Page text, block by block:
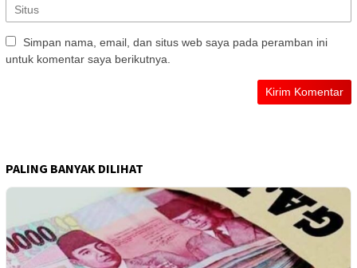
Simpan nama, email, dan situs web saya pada peramban ini
untuk komentar saya berikutnya.
PALING BANYAK DILIHAT